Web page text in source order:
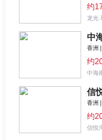
约
中
香洲
约
信
香洲
约